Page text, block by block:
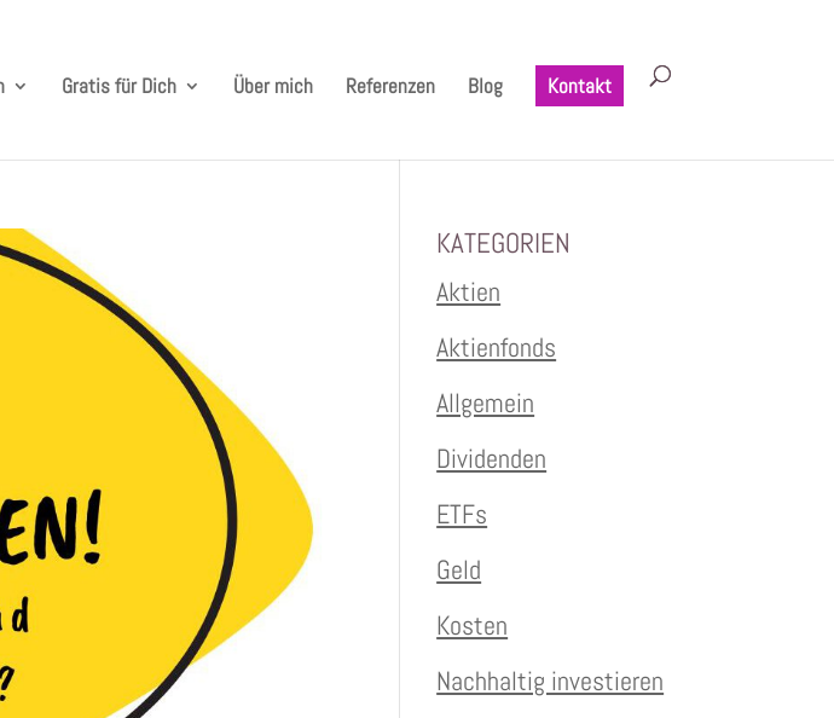
Gratis für Dich Über mich Referenzen Blog Kontakt
KATEGORIEN
Aktien
Aktienfonds
Allgemein
Dividenden
ETFs
Geld
Kosten
Nachhaltig investieren